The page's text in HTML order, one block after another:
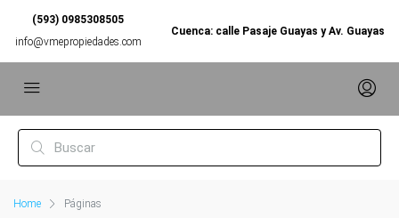
(593) 0985308505
info@vmepropiedades.com
Cuenca: calle Pasaje Guayas y Av. Guayas
Home Páginas